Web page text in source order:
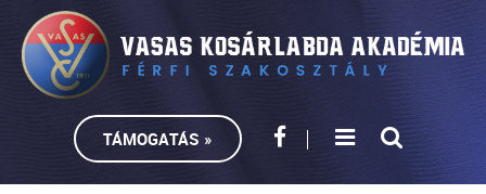
TÁMOGATÁS »